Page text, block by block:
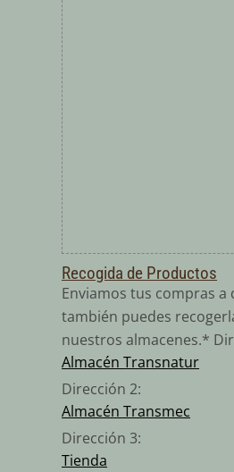
Recogida de Productos
Enviamos tus compras a
también puedes
nuestros almacenes.*
Almacén Transnatur
Dirección 2:
Almacén Transmec
Dirección 3:
Tienda